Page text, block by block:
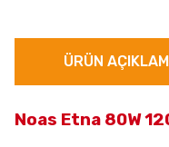
ÜRÜN
Noas Etna 80W